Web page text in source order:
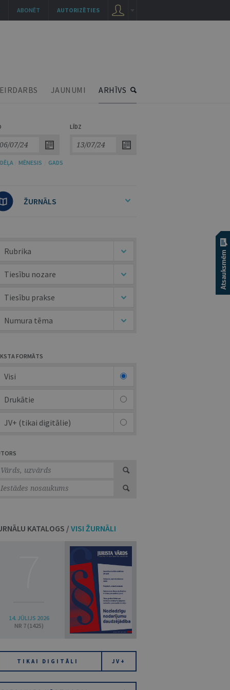
JAUNUMI ARHĪVS
LĪDZ
MĒNESIS GADS
ŽURNĀLS
Rubrika
Tiesību nozare
Tiesību prakse
Numura tēma
FORMĀTS
Visi
Drukātie
JV+ (tikai digitālie)
KATALOGS /VISI ŽURNĀLI
14. JŪLIJS 2026
NR 7 (1425)
TIKAI DIGITĀLI JV+
AUTORIZĒTIES
ABONĒT